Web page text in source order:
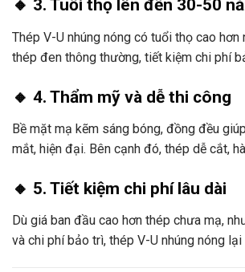
🔸 3. Tuổi thọ lên đến 30-50
Thép V-U nhúng nóng có tuổi thọ cao hơn
thép đen thông thường, tiết kiệm chi phí
🔸 4. Thẩm mỹ và dễ thi công
Bề mặt mạ kẽm sáng bóng, đồng đều
mắt, hiện đại. Bên cạnh đó, thép dễ cắt,
🔸 5. Tiết kiệm chi phí lâu dài
Dù giá ban đầu cao hơn thép chưa mạ,
và chi phí bảo trì, thép V-U nhúng nóng lại